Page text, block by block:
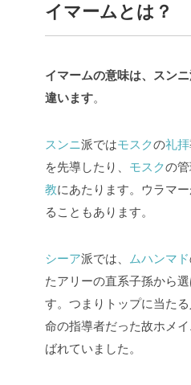
イマームとは？
イマームの意味は、スン
違います。
スンニ派ではモスクの礼拝
を先導したり、 モスクの管
教にあたります。ウラマ
ることもあります。
シーア派では、 ムハンマド
たアリーの直系子孫から
す。つまりトップに当た
命の指導者だった故ホメ
ばれていました。